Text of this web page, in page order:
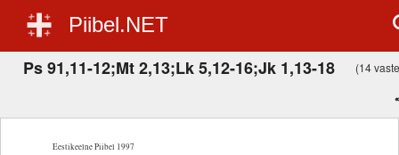
Piibel.NET
Ps 91,11-12;Mt 2,13;Lk 5,12-16;Jk 1,13-18 (14
Eestikeelne Piibel 1997